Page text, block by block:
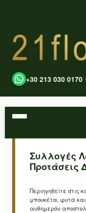
+30 213 030 0170
Συλλογές
Προτάσεις
Περιηγηθείτε στις
μπουκέτα, φυτά
αυθημερόν